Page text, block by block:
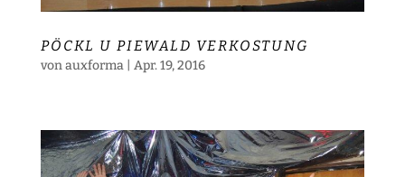
PÖCKL U PIEWALD VERKOSTUNG
vonauxforma| Apr. 19, 2016